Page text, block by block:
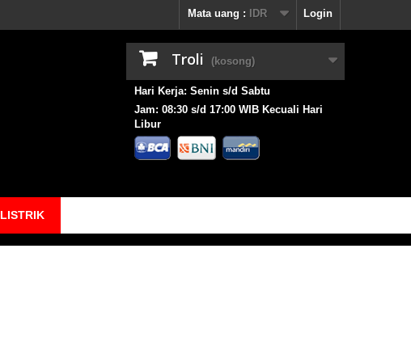
Login
Mata uang : IDR
Troli (kosong)
Hari Kerja: Senin s/d Sabtu
Jam: 08:30 s/d 17:00 WIB Kecuali Hari
Libur
LISTRIK